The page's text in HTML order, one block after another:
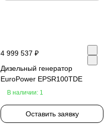
4 999 537 ₽
Дизельный генератор
EuroPower EPSR100TDE
В наличии: 1
Оставить заявку